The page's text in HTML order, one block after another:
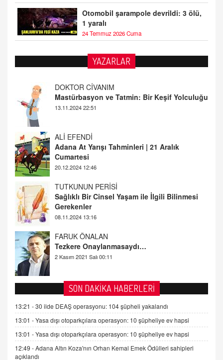
Otomobil şarampole devrildi: 3 ölü,
1 yaralı
24 Temmuz 2026 Cuma
YAZARLAR
ALİ EFENDİ
Adana At Yarışı Tahminleri | 21 Aralık
Cumartesi
TUTKUNUN PERİSİ
Sağlıklı Bir Cinsel Yaşam ile İlgili Bilinmesi
Gerekenler
08.11.2024 13:16
FARUK ÖNALAN
Tezkere Onaylanmasaydı…
2 Kasım 2021 Salı 00:11
AV. DOĞAN CAN DOĞAN
Kişisel verilerin korunması ve dijital hukukun
gelişimi
SEHER EREK
Kış Ayları Geldi, Hangi Önlemler Alınmalı?
9.12.2025 10:11
İNCİ GÜL AKÖL
Trump Keşke Adana'yı da Ziyaret Etse...
SON DAKİKA HABERLERİ
13:21 -30 ilde DEAŞ operasyonu: 104 şüpheli yakalandı
13:01 -Yasa dışı otoparkçılara operasyon: 10 şüpheliye ev hapsi
13:01 -Yasa dışı otoparkçılara operasyon: 10 şüpheliye ev hapsi
12:49 -Adana Altın Koza'nın Orhan Kemal Emek Ödülleri sahipleri
açıklandı